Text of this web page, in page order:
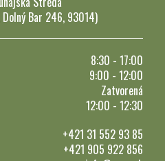
Dolný Bar 246, 93014)
8:30 - 17:00
9:00 - 12:00
Zatvorená
12:00 - 12:30
+421 31 552 93 85
+421 905 922 856